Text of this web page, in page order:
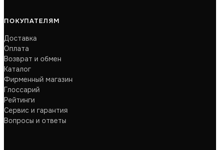
ПОКУПАТЕЛЯМ
Доставка
Оплата
Возврат и обмен
Каталог
Фирменный магазин
Глоссарий
Рейтинги
Сервис и гарантия
Вопросы и ответы